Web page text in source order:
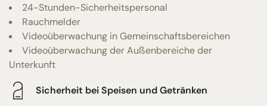
24-Stunden-Sicherheitspersonal
Rauchmelder
Videoüberwachung in Gemeinschaftsbereichen
Videoüberwachung der Außenbereiche der
Unterkunft
Sicherheit bei Speisen und Getränken